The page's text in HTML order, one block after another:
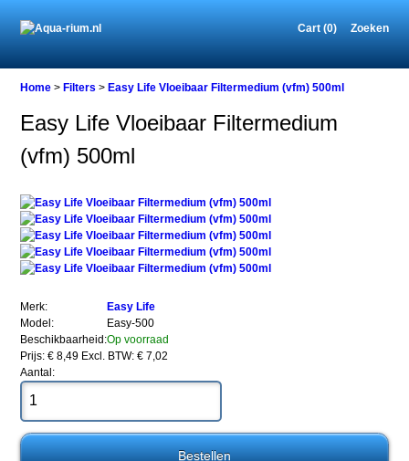
Cart (0) Zoeken
Home
Filters
Easy
Vloeibaar
Filtermedium
(vfm)
500ml
Easy
Life
Vloeibaar
Filtermedium
(vfm)
Home >Filters >Easy Life Vloeibaar Filtermedium (vfm) 500ml
Easy Life Vloeibaar Filtermedium
(vfm) 500ml
Merk:
Easy Life
Model:
Easy-500
Beschikbaarheid:Op voorraad
Prijs: € 8,49 Excl. BTW: € 7,02
Aantal: